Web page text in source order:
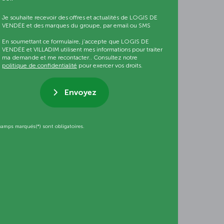
Je souhaite recevoir des offres et actualités de LOGIS DE
VENDÉE et des marques du groupe, par email ou SMS
En soumettant ce formulaire, j’accepte que LOGIS DE
VENDÉE et VILLADIM utilisent mes informations pour traiter
ma demande et me recontacter.. Consultez notre
politique de confidentialité pour exercer vos droits.
Envoyez
marqués(*) sont obligatoires.